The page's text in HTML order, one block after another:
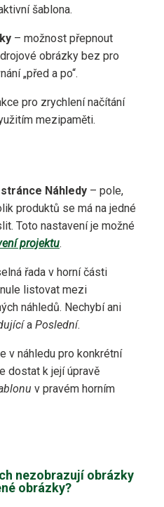
šablona.
– možnost přepnout
obrázky bez pro
„před a po“.
pro zrychlení načítání
mezipaměti.
Náhledy – pole,
produktů se má na jedné
Toto nastavení je možné
projektu.
řada v horní části
listovat mezi
náhledů. Nechybí ani
a Poslední.
v náhledu pro konkrétní
dostat k její úpravě
v pravém horním
nezobrazují obrázky
obrázky?